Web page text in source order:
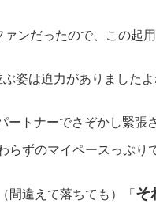
ンだったので、この起
姿は迫力がありましたよ
ートナーでさぞかし緊張
らずのマイペースっぷり
間違えて落ちても）「 そ